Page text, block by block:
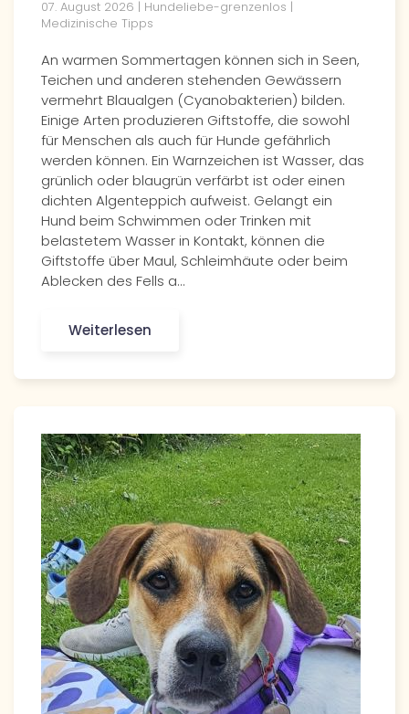
07. August 2026 | Hundeliebe-grenzenlos |
Medizinische Tipps
An warmen Sommertagen können sich in Seen,
Teichen und anderen stehenden Gewässern
vermehrt Blaualgen (Cyanobakterien) bilden.
Einige Arten produzieren Giftstoffe, die sowohl
für Menschen als auch für Hunde gefährlich
werden können. Ein Warnzeichen ist Wasser, das
grünlich oder blaugrün verfärbt ist oder einen
dichten Algenteppich aufweist. Gelangt ein
Hund beim Schwimmen oder Trinken mit
belastetem Wasser in Kontakt, können die
Giftstoffe über Maul, Schleimhäute oder beim
Ablecken des Fells a…
Weiterlesen